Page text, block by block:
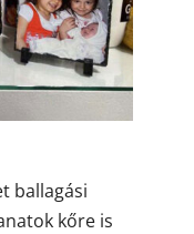
ballagási
kőre is